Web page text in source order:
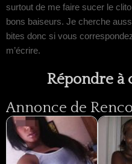
surtout de me faire sucer le
bons baiseurs. Je cherche
bites donc si vous
m’écrire.
Répondre à
Annonce de